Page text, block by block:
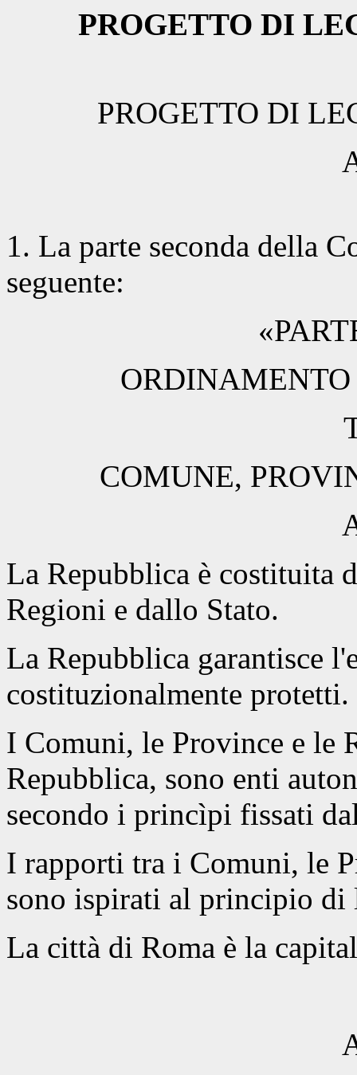
PROGETTO DI
PROGETTO DI
1. La parte seconda della
seguente:
COMUNE,
La Repubblica è costituita
Regioni e dallo Stato.
La Repubblica garantisce
costituzionalmente protetti.
I Comuni, le Province e le
Repubblica, sono enti
secondo i princìpi fissati
I rapporti tra i Comuni, le
sono ispirati al principio di
La città di Roma è la